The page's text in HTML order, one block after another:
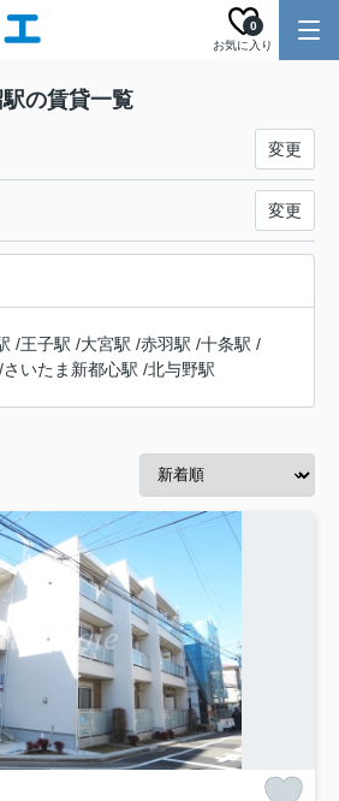
お気に入り
0
の賃貸一覧
変更
変更
/王子駅 /大宮駅 /赤羽駅 /十条駅 /
/さいたま新都心駅 /北与野駅